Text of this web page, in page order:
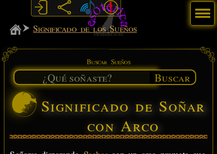
MiSabueso
Significado de los Sueños
Buscar Sueños
Buscar
Significado de Soñar
con Arco
Menú